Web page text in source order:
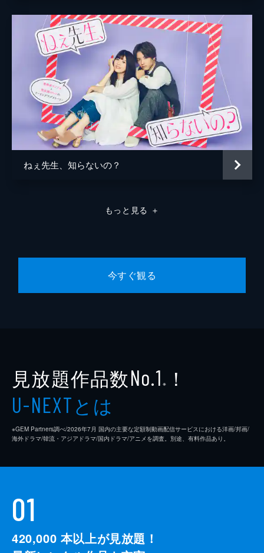
第7話 初恋のくせに、上出来すぎ
煌の前に現れた蘭は、今は亡き百合とうり二
つの妹だった。「どうしてもお姉ちゃんのこ
とを忘れてほしくなくて」と涙を流す蘭の姿
に、煌は14年前に児童養護施設で百合と知り
合った時のことを思い出す。
24分
第8話 新章突入！偽装結婚の真の目的と
15年前、12歳の煌は酒浸りの父親から暴力
と暴言を浴びせられ、恐怖の真っただ中にい
た。その暴力に耐えられなくなった母親は失
踪し、やがて父親も姿を消した。独りぼっち
第9話 #9 俺は、どうしたらいいんだ…
を思うと、その手に力を込められず...。
24分
肩を撃たれたのは煌だった。
23分
ねぇ先生、知らないの？
もっと見る ＋
今すぐ観る
見放題作品数No.1 ※ ！
U-NEXTとは
※GEM Partners調べ/2026年7⽉ 国内の主要な定額制動画配信サービスにおける洋画/邦画/
海外ドラマ/韓流・アジアドラマ/国内ドラマ/アニメを調査。別途、有料作品あり。
01
420,000 本以上が見放題！